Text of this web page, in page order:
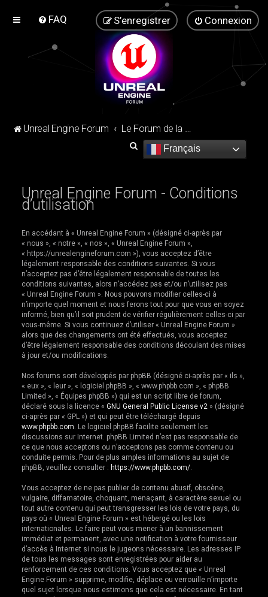
FAQ Connexion
S’enregistrer
Unreal Engine Forum Le Forum de la communauté Unreal Engine !
Français
R
e
h
r
c
h
e
r
Unreal Engine Forum - Conditions
d’utilisation
En accédant à « Unreal Engine Forum » (désigné ci-après par
« nous », « notre », « nos », « Unreal Engine Forum »,
« https://unrealengineforum.com »), vous acceptez d’être
légalement responsable des conditions suivantes. Si vous
n’acceptez pas d’être légalement responsable de toutes les
conditions suivantes, alors n’accédez pas et/ou n’utilisez pas
« Unreal Engine Forum ». Nous pouvons modifier celles-ci à
n’importe quel moment et nous ferons tout pour que vous en soyez
informé, bien qu’il soit prudent de vérifier régulièrement celles-ci par
vous-même. Si vous continuez d’utiliser « Unreal Engine Forum »
alors que des changements ont été effectués, vous acceptez
d’être légalement responsable des conditions découlant des mises
à jour et/ou modifications.
Nos forums sont développés par phpBB (désigné ci-après par « ils »,
« eux », « leur », « logiciel phpBB », « www.phpbb.com », « phpBB
Limited », « Équipes phpBB ») qui est un script libre de forum,
déclaré sous la licence «GNU General Public License v2 » (désigné
ci-après par « GPL ») et qui peut être téléchargé depuis
www.phpbb.com . Le logiciel phpBB facilite seulement les
discussions sur Internet. phpBB Limited n’est pas responsable de
ce que nous acceptons ou n’acceptons pas comme contenu ou
conduite permis. Pour de plus amples informations au sujet de
phpBB, veuillez consulter : https://www.phpbb.com/
Vous acceptez de ne pas publier de contenu abusif, obscène,
vulgaire, diffamatoire, choquant, menaçant, à caractère sexuel ou
tout autre contenu qui peut transgresser les lois de votre pays, du
pays où « Unreal Engine Forum » est hébergé ou les lois
internationales. Le faire peut vous mener à un bannissement
immédiat et permanent, avec une notification à votre fournisseur
d’accès à Internet si nous le jugeons nécessaire. Les adresses IP
de tous les messages sont enregistrées pour aider au
renforcement de ces conditions. Vous acceptez que « Unreal
Engine Forum » supprime, modifie, déplace ou verrouille n’importe
quel sujet lorsque nous estimons que cela est nécessaire. En tant